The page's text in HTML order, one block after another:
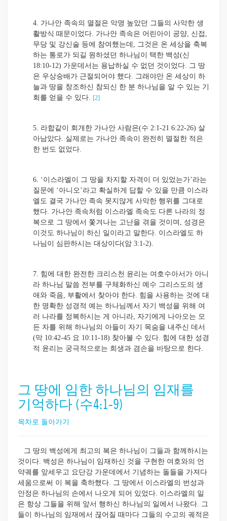
4. 가나안 족속의 멸절은 악명 높았던 그들의 사악한 생
활방식 때문이었다. 가나안 족속은 어린아이 공양, 신접,
무당 및 강신술 등에 참여했는데, 그것은 온 세상을 축복
하는 통로가 되길 원하셨던 하나님이 택한 백성(신
18:10-12) 가운데서는 용납하실 수 없던 것이었다. 그 땅
은 우상숭배가 근절되어야 했다. 그래야만 온 세상이 하
늘과 땅을 창조하신 참되신 한 분 하나님을 알 수 있는 기
회를 얻을 수 있다. [2]
5. 라합같이 회개한 가나안 사람은(수 2:1-21 6:22-26) 살
아남았다. 실제로는 가나안 족속이 완전히 멸절한 적은
한 번도 없었다.
6. ‘이스라엘이 그 땅을 차지할 자격이 더 있었는가’라는
질문에 ‘아니오’라고 확실하게 답할 수 있을 만큼 이스라
엘도 결국 가나안 족속 못지않게 사악한 행위를 그대로
했다. 가나안 족속처럼 이스라엘 족속도 다른 나라의 정
복으로 그 땅에서 쫓겨나는 고난을 겪을 것이며, 성경은
이것도 하나님이 하신 일이라고 말한다. 이스라엘도 하
나님이 심판하시는 대상이다(암 3:1-2).
7. 힘에 대한 완전한 크리스천 윤리는 여호수아서가 아니
라 하나님 말씀 전부를 구체화하신 예수 그리스도의 생
애와 죽음, 부활에서 찾아야 한다. 힘을 사용하는 것에 대
한 명확한 성경적 예는 하나님께서 자기 백성을 위해 여
러 나라를 정복하시는 게 아니라, 자기에게 나아오는 모
든 자를 위해 하나님의 아들이 자기 목숨을 내주신 데서
(막 10:42-45 요 10:11-18) 찾아볼 수 있다. 힘에 대한 성경
적 윤리는 궁극적으로는 희생과 겸손을 바탕으로 한다.
그 땅에 임한 하나님의 임재를
기억하다 (수4:1-9)
목차로 돌아가기
그 땅의 백성에게 최고의 복은 하나님이 그들과 함께하시는
것이다. 백성은 하나님이 임재하신 것을 구현한 여호와의 언
약궤를 앞세우고 요단강 가운데에서 기념하는 돌들을 가져다
세움으로써 이 복을 축하했다. 그 땅에서 이스라엘의 번성과
안정은 하나님의 손에서 나오게 되어 있었다. 이스라엘의 일
은 항상 그들을 위해 앞서 행하신 하나님의 일에서 나왔다. 그
들이 하나님의 임재에서 끊어질 때마다 그들의 수고의 궤적은